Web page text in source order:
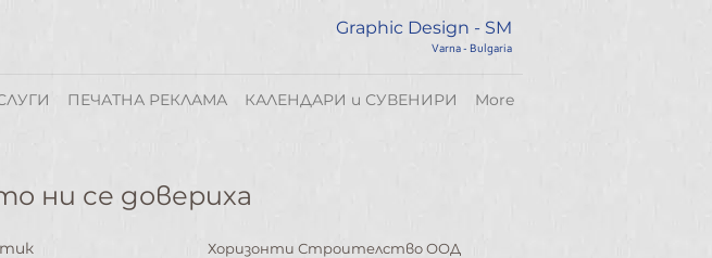
Graphic Design - SM
Varna - Bulgaria
ПЕЧАТНА РЕКЛАМА КАЛЕНДАРИ и СУВЕНИРИ More
ни се довериха
Хоризонти Строителство ООД